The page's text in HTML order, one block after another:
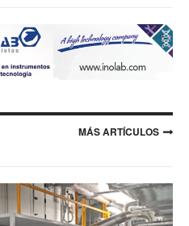
MÁS ARTÍCULOS